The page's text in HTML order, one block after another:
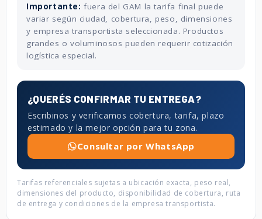
Importante: fuera del GAM la tarifa final puede
variar según ciudad, cobertura, peso, dimensiones
y empresa transportista seleccionada. Productos
grandes o voluminosos pueden requerir cotización
logística especial.
¿QUERÉS CONFIRMAR TU ENTREGA?
Escribinos y verificamos cobertura, tarifa, plazo
estimado y la mejor opción para tu zona.
Consultar por WhatsApp
Tarifas referenciales sujetas a ubicación exacta, peso real,
dimensiones del producto, disponibilidad de cobertura, ruta
de entrega y condiciones de la empresa transportista.